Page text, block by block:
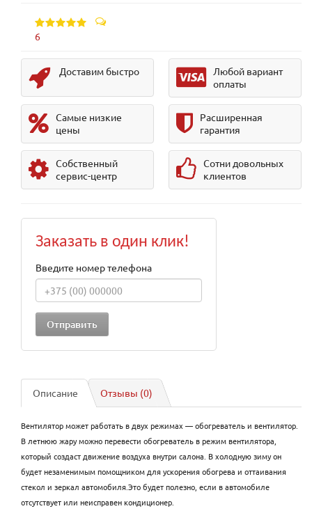
6
Доставим быстро
Любой вариант
оплаты
Самые низкие
цены
Расширенная
гарантия
Собственный
сервис-центр
Сотни довольных
клиентов
Заказать в один клик!
Введите номер телефона
Описание Отзывы (0)
Вентилятор может работать в двух режимах — обогреватель и вентилятор.
В летнюю жару можно перевести обогреватель в режим вентилятора,
который создаст движение воздуха внутри салона. В холодную зиму он
будет незаменимым помощником для ускорения обогрева и оттаивания
стекол и зеркал автомобиля.Это будет полезно, если в автомобиле
отсутствует или неисправен кондиционер.